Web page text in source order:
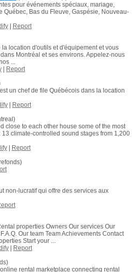
pour événements spéciaux, mariage,
Québec, Bas du Fleuve, Gaspésie, Nouveau-
|
Report
location d'outils et d'équipement et vous
Montréal et ses environs. Appelez-nous
...
|
Report
un chef de file Québécois dans la location
|
Report
close to each other house some of the most
climate-controlled sound stages from 1,200
|
Report
non-lucratif qui offre des services aux
properties Owners Our services Our
Our team Team Achievements Contact
Start your ...
|
Report
rental marketplace connecting rental